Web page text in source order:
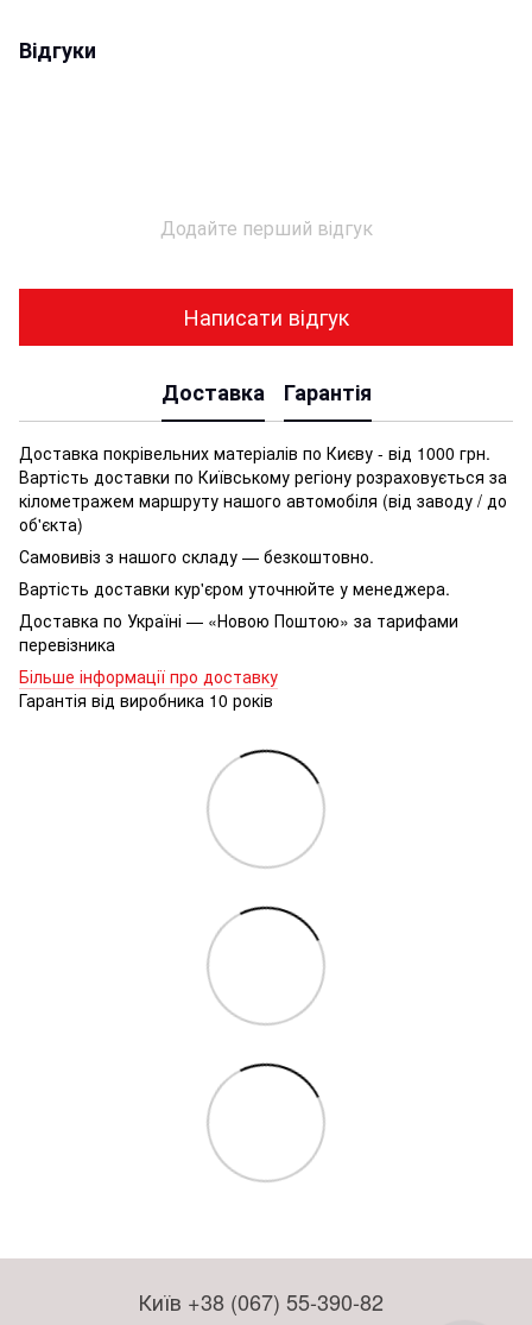
Відгуки
Додайте перший відгук
Написати відгук
Доставка Гарантія
Доставка покрівельних матеріалів по Києву - від 1000 грн.
Вартість доставки по Київському регіону розраховується за
кілометражем маршруту нашого автомобіля (від заводу / до
об'єкта)
Самовивіз з нашого складу — безкоштовно.
Вартість доставки кур'єром уточнюйте у менеджера.
Доставка по Україні — «Новою Поштою» за тарифами
перевізника
Більше інформації про доставку
Гарантія від виробника 10 років
Київ +38 (067) 55-390-82